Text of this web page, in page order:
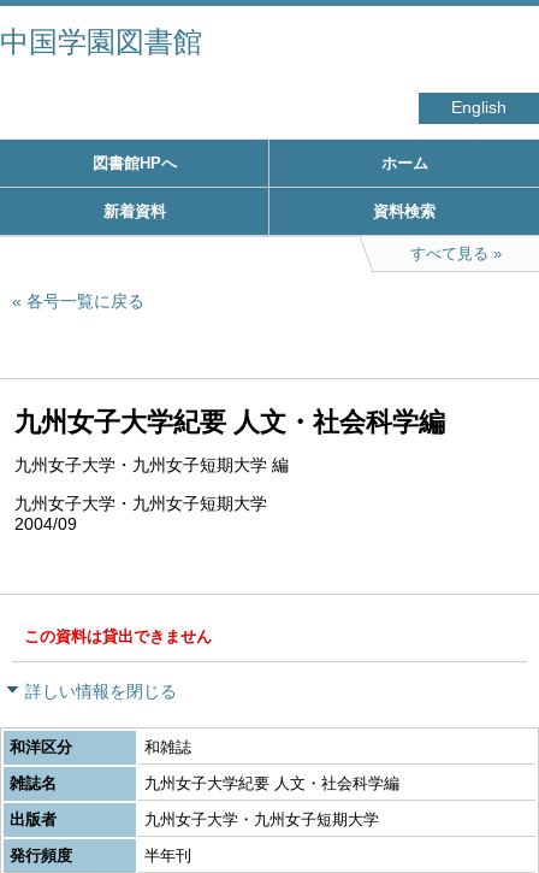
中国学園図書館
English
図書館HPへ ホーム
新着資料 資料検索
すべて見る
各号一覧に戻る
九州女子大学紀要 人文・社会科学編
九州女子大学・九州女子短期大学 編
九州女子大学・九州女子短期大学
2004/09
この資料は貸出できません
詳しい情報を閉じる
和洋区分
和雑誌
雑誌名
九州女子大学紀要 人文・社会科学編
出版者
九州女子大学・九州女子短期大学
発行頻度
半年刊